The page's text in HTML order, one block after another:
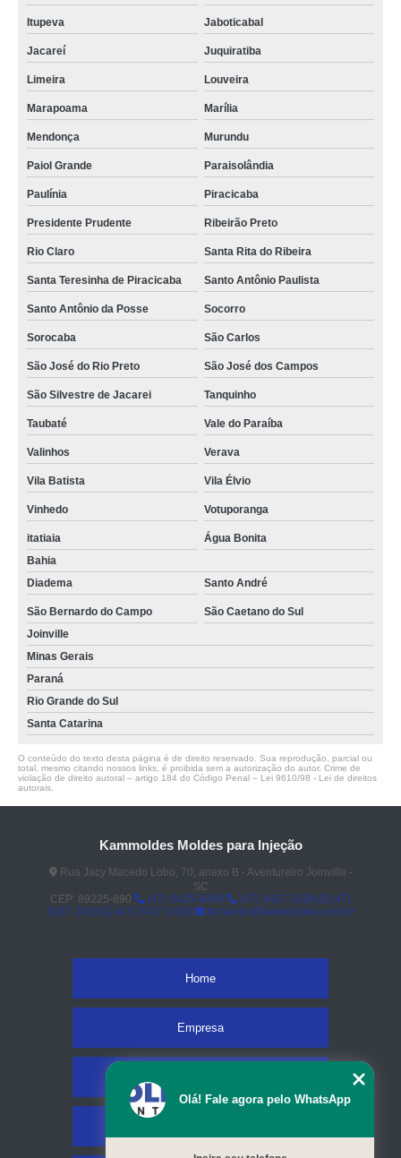
Itupeva Jaboticabal
Jacareí Juquiratiba
Limeira Louveira
Marapoama Marília
Mendonça Murundu
Paiol Grande Paraisolândia
Paulínia Piracicaba
Presidente Prudente Ribeirão Preto
Rio Claro Santa Rita do Ribeira
Santa Teresinha de Piracicaba Santo Antônio Paulista
Santo Antônio da Posse Socorro
Sorocaba São Carlos
São José do Rio Preto São José dos Campos
São Silvestre de Jacarei Tanquinho
Taubaté Vale do Paraíba
Valinhos Verava
Vila Batista Vila Élvio
Vinhedo Votuporanga
itatiaia
Água Bonita
Bahia
Diadema
Santo André
São Bernardo do Campo
São Caetano do Sul
Joinville
Minas Gerais
Paraná
Rio Grande do Sul
Santa Catarina
O conteúdo do texto desta página é de direito reservado. Sua reprodução, parcial ou
total, mesmo citando nossos links, é proibida sem a autorização do autor. Crime de
violação de direito autoral – artigo 184 do Código Penal – Lei 9610/98 - Lei de direitos
autorais
Kammoldes Moldes para Injeção
Rua Jacy Macedo Lobo, 70, anexo B - Aventureiro Joinville -
SC
CEP: 89225-890
(47) 3425-4098 (47) 3427-3206
(47)
3437-2419
(47) 3437-2419 fernando@kammoldes.com.br
Home
Empresa
Olá! Fale agora pelo WhatsApp